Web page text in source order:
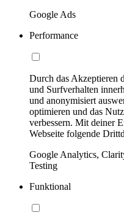
Google Ads
Performance
Durch das Akzeptieren
und Surfverhalten
und anonymisiert
optimieren und das
verbessern. Mit deiner
Webseite folgende
Google Analytics,
Testing
Funktional